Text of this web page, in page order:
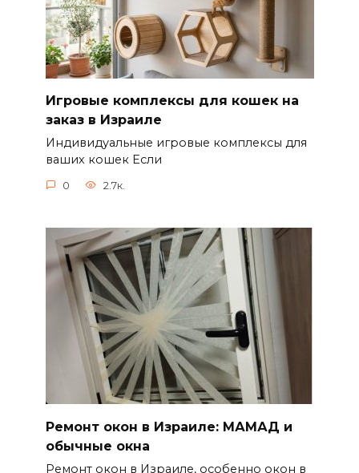
Игровые комплексы для кошек на
заказ в Израиле
Индивидуальные игровые комплексы для
ваших кошек Если
0 2.7к.
Ремонт окон в Израиле: МАМАД и
обычные окна
Ремонт окон в Израиле, особенно окон в